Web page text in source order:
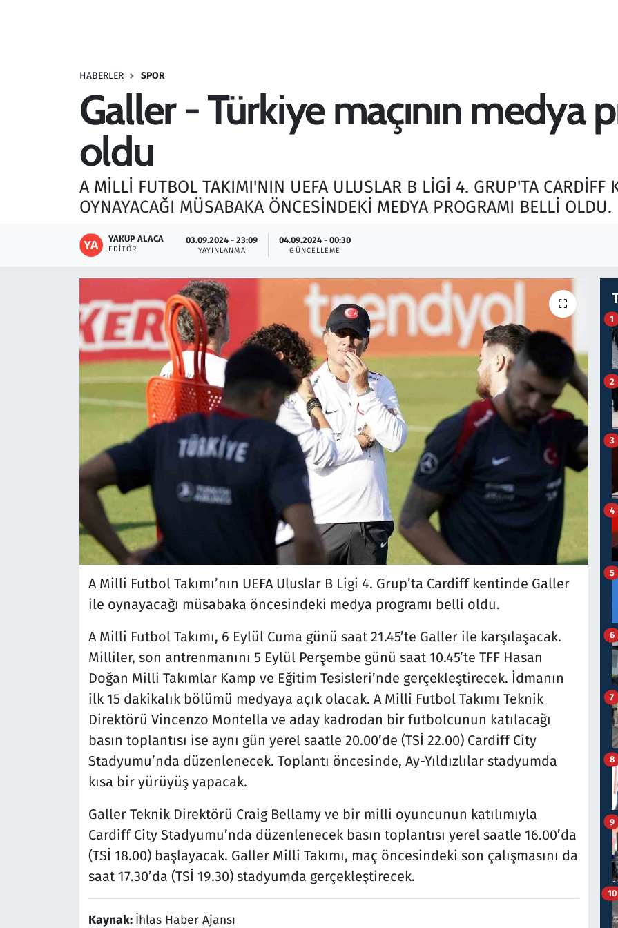
HABERLER SPOR
Galler - Türkiye maçının medya
oldu
A MİLLİ FUTBOL TAKIMI'NIN UEFA ULUSLAR B LİGİ 4. GRUP'TA CARDİFF
OYNAYACAĞI MÜSABAKA ÖNCESİNDEKİ MEDYA PROGRAMI BELLİ OLDU.
YAKUP ALACA
EDITÖR
03.09.2024 - 23:09
YAYINLANMA
04.09.2024 - 00:30
GÜNCELLEME
A Milli Futbol Takımı’nın UEFA Uluslar B Ligi 4. Grup’ta Cardiff kentinde Galler
ile oynayacağı müsabaka öncesindeki medya programı belli oldu.
A Milli Futbol Takımı, 6 Eylül Cuma günü saat 21.45’te Galler ile karşılaşacak.
Milliler, son antrenmanını 5 Eylül Perşembe günü saat 10.45’te TFF Hasan
Doğan Milli Takımlar Kamp ve Eğitim Tesisleri’nde gerçekleştirecek. İdmanın
ilk 15 dakikalık bölümü medyaya açık olacak. A Milli Futbol Takımı Teknik
Direktörü Vincenzo Montella ve aday kadrodan bir futbolcunun katılacağı
basın toplantısı ise aynı gün yerel saatle 20.00’de (TSİ 22.00) Cardiff City
Stadyumu’nda düzenlenecek. Toplantı öncesinde, Ay-Yıldızlılar stadyumda
kısa bir yürüyüş yapacak.
Galler Teknik Direktörü Craig Bellamy ve bir milli oyuncunun katılımıyla
Cardiff City Stadyumu’nda düzenlenecek basın toplantısı yerel saatle 16.00’da
(TSİ 18.00) başlayacak. Galler Milli Takımı, maç öncesindeki son çalışmasını da
saat 17.30’da (TSİ 19.30) stadyumda gerçekleştirecek.
Kaynak: İhlas Haber Ajansı
1
2
3
4
5
6
7
8
9
10
Savunma Sanayi
Teknoloji ve Bilim
Televizyon